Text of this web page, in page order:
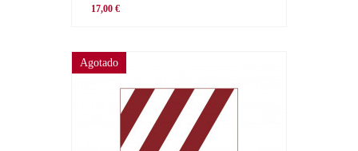
17,00 €
Agotado